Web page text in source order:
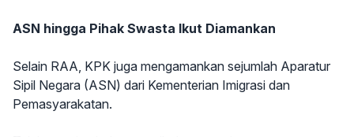
ASN hingga Pihak Swasta Ikut Diamankan
Selain RAA, KPK juga mengamankan sejumlah Aparatur
Sipil Negara (ASN) dari Kementerian Imigrasi dan
Pemasyarakatan.